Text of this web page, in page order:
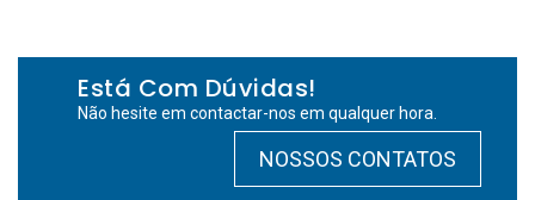
Está Com Dúvidas!
Não hesite em contactar-nos em qualquer hora.
NOSSOS CONTATOS